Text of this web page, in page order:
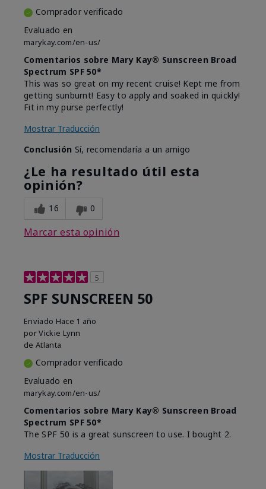
Comprador verificado
Evaluado en
marykay.com/en-us/
Comentarios sobre Mary Kay® Sunscreen Broad
Spectrum SPF 50*
This was so great on my recent cruise! Kept me from
getting sunburnt! Easy to apply and soaked in quickly!
Fit in my purse perfectly!
Mostrar Traducción
Conclusión Sí, recomendaría a un amigo
¿Le ha resultado útil esta
opinión?
16 0
Marcar esta opinión
5
SPF SUNSCREEN 50
Enviado Hace 1 año
porVickie Lynn
de Atlanta
Comprador verificado
Evaluado en
marykay.com/en-us/
Comentarios sobre Mary Kay® Sunscreen Broad
Spectrum SPF 50*
The SPF 50 is a great sunscreen to use. I bought 2.
Mostrar Traducción